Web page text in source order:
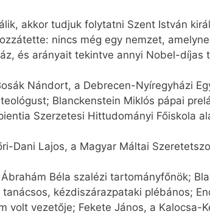
akkor tudjuk folytatni Szent István
nincs még egy nemzet,
és arányait tekintve annyi Nobel-díjas
Nándort, a Debrecen-Nyíregyházi
Blancken­stein Miklós pápai
Szerzetesi Hittudományi Főiskola
Dani Lajos, a Magyar Máltai
Béla szalézi tartományfőnök;
kézdiszárazpataki plébános;
volt vezetője; Fekete János, a Kalocsa-